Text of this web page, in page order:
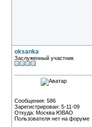
oksanka
Заслуженный участник
Сообщения: 586
Зарегистрирован: 5-11-09
Откуда: Москва ЮВАО
Пользователя нет на форуме